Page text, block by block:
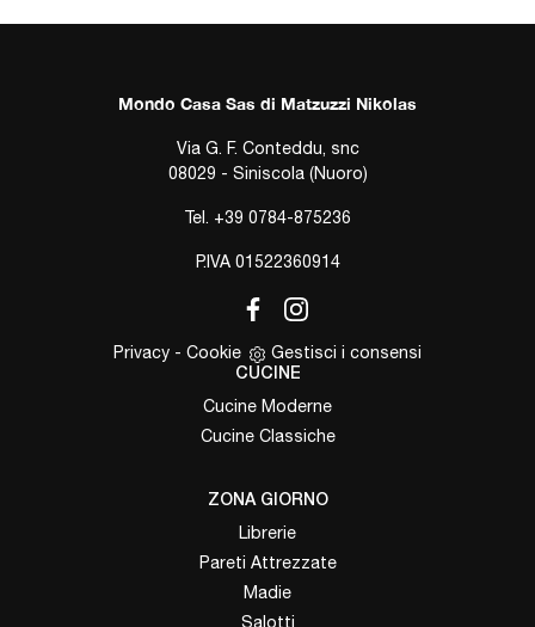
Mondo Casa Sas di Matzuzzi Nikolas
Via G. F. Conteddu, snc
08029 - Siniscola (Nuoro)
Tel. +39 0784-875236
P.IVA 01522360914
Privacy - Cookie Gestisci i consensi
CUCINE
Cucine Moderne
Cucine Classiche
ZONA GIORNO
Librerie
Pareti Attrezzate
Madie
Salotti